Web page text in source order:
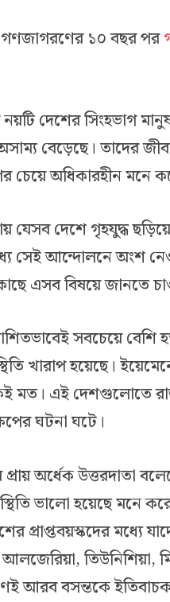
১০ বছর পর
দেশের সিংহভাগ
বেড়েছে। তাদের
চেয়ে অধিকারহীন মনে
যেসব দেশে গৃহযুদ্ধ
সেই আন্দোলনে অংশ
এসব বিষয়ে জানতে
সবচেয়ে বেশি
খারাপ হয়েছে।
মত। এই দেশগুলোতে
ঘটনা ঘটে।
অর্ধেক উত্তরদাতা
ভালো হয়েছে মনে
প্রাপ্তবয়স্কদের মধ্যে
আলজেরিয়া,
আরব বসন্তকে ইতিবাচক